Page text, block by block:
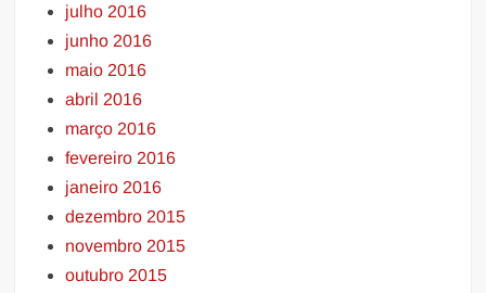
julho 2016
junho 2016
maio 2016
abril 2016
março 2016
fevereiro 2016
janeiro 2016
dezembro 2015
novembro 2015
outubro 2015